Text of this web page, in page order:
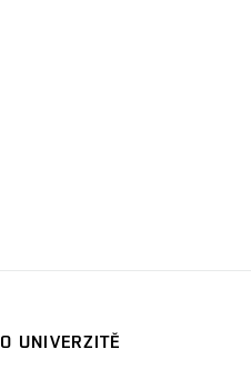
O UNIVERZITĚ